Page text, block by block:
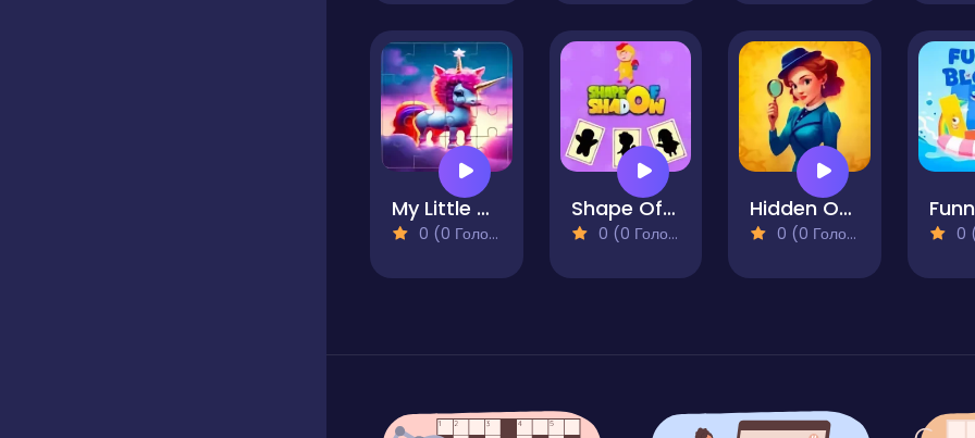
My Little Pony Sliding Tile Challenge
0 (0 Голосів)
Shape Of Shadow
0 (0 Голосів)
Hidden Object Emily's Case
0 (0 Голосів) 0